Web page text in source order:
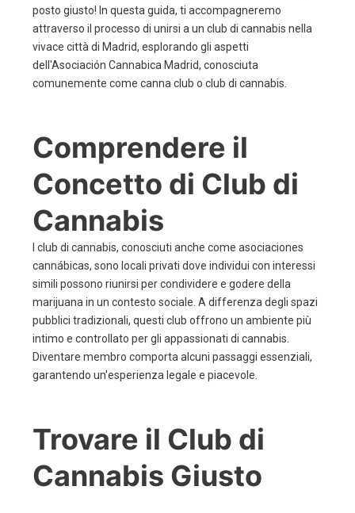
posto giusto! In questa guida, ti accompagneremo
attraverso il processo di unirsi a un club di cannabis nella
vivace città di Madrid, esplorando gli aspetti
dell'Asociación Cannabica Madrid, conosciuta
comunemente come canna club o club di cannabis.
Comprendere il
Concetto di Club di
Cannabis
I club di cannabis, conosciuti anche come asociaciones
cannábicas, sono locali privati dove individui con interessi
simili possono riunirsi per condividere e godere della
marijuana in un contesto sociale. A differenza degli spazi
pubblici tradizionali, questi club offrono un ambiente più
intimo e controllato per gli appassionati di cannabis.
Diventare membro comporta alcuni passaggi essenziali,
garantendo un'esperienza legale e piacevole.
Trovare il Club di
Cannabis Giusto